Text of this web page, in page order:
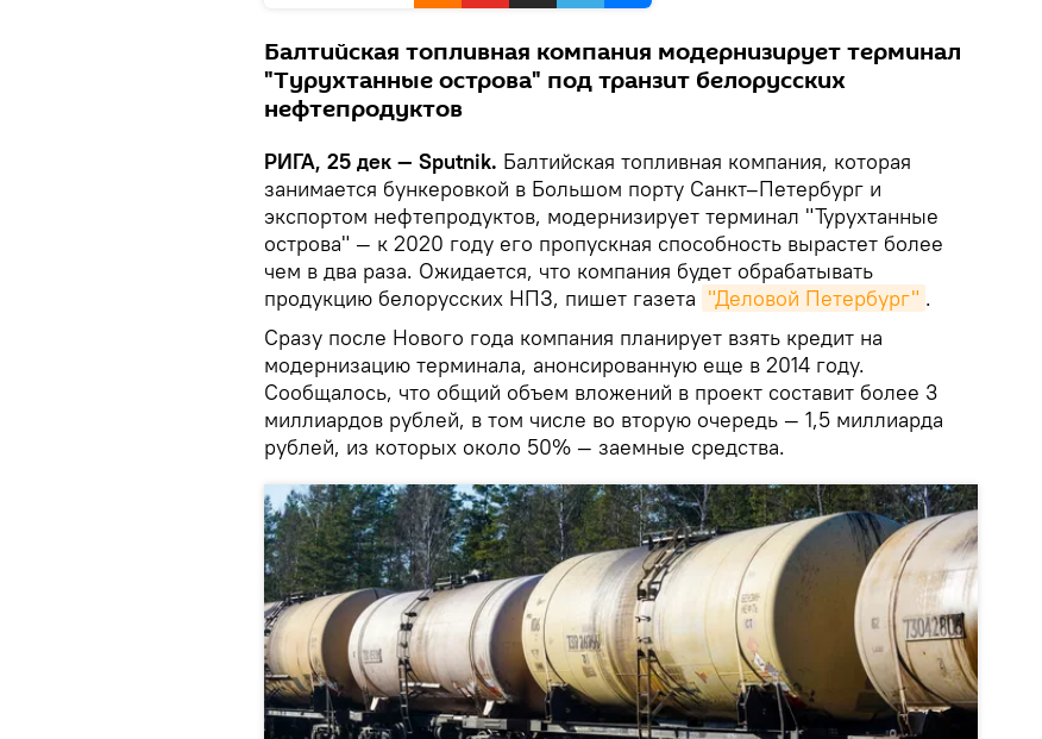
Балтийская топливная компания модернизирует терминал
"Турухтанные острова" под транзит белорусских
нефтепродуктов
РИГА, 25 дек — Sputnik. Балтийская топливная компания, которая
занимается бункеровкой в Большом порту Санкт–Петербург и
экспортом нефтепродуктов, модернизирует терминал "Турухтанные
острова" — к 2020 году его пропускная способность вырастет более
чем в два раза. Ожидается, что компания будет обрабатывать
продукцию белорусских НПЗ, пишет газета "Деловой Петербург" .
Сразу после Нового года компания планирует взять кредит на
модернизацию терминала, анонсированную еще в 2014 году.
Сообщалось, что общий объем вложений в проект составит более 3
миллиардов рублей, в том числе во вторую очередь — 1,5 миллиарда
рублей, из которых около 50% — заемные средства.